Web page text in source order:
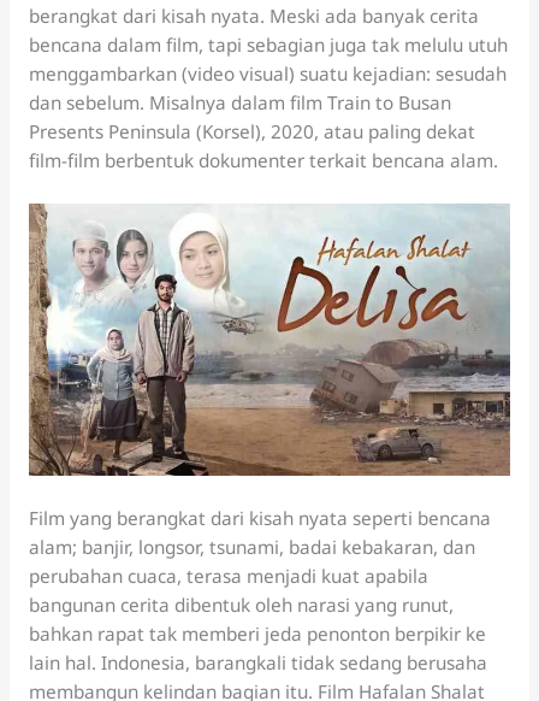
berangkat dari kisah nyata. Meski ada banyak cerita
bencana dalam film, tapi sebagian juga tak melulu utuh
menggambarkan (video visual) suatu kejadian: sesudah
dan sebelum. Misalnya dalam film Train to Busan
Presents Peninsula (Korsel), 2020, atau paling dekat
film-film berbentuk dokumenter terkait bencana alam.
Film yang berangkat dari kisah nyata seperti bencana
alam; banjir, longsor, tsunami, badai kebakaran, dan
perubahan cuaca, terasa menjadi kuat apabila
bangunan cerita dibentuk oleh narasi yang runut,
bahkan rapat tak memberi jeda penonton berpikir ke
lain hal. Indonesia, barangkali tidak sedang berusaha
membangun kelindan bagian itu. Film Hafalan Shalat